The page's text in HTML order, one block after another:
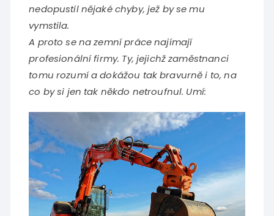
nedopustil nějaké chyby, jež by se mu
vymstila.
A proto se na zemní práce najímají
profesionální firmy. Ty, jejichž zaměstnanci
tomu rozumí a dokážou tak bravurně i to, na
co by si jen tak někdo netroufnul. Umí: